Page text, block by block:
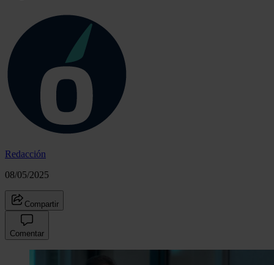
Redacción
08/05/2025
Compartir
Comentar